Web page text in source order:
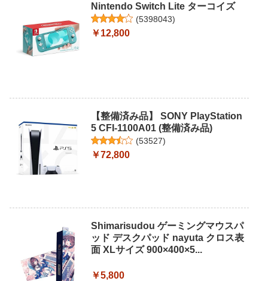
Nintendo Switch Lite ターコイズ
(5398043)
￥12,800
【整備済み品】 SONY PlayStation
5 CFI-1100A01 (整備済み品)
(53527)
￥72,800
Shimarisudou ゲーミングマウスパ
ッド デスクパッド nayuta クロス表
面 XLサイズ 900×400×5...
￥5,800